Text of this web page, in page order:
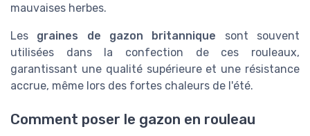
mauvaises herbes.
Les graines de gazon britannique sont souvent
utilisées dans la confection de ces rouleaux,
garantissant une qualité supérieure et une résistance
accrue, même lors des fortes chaleurs de l'été.
Comment poser le gazon en rouleau